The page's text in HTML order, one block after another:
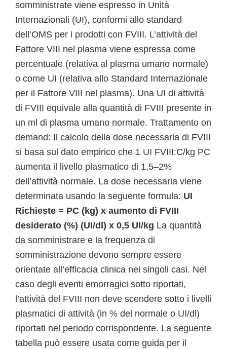
somministrate viene espresso in Unità
Internazionali (UI), conformi allo standard
dell’OMS per i prodotti con FVIII. L’attività del
Fattore VIII nel plasma viene espressa come
percentuale (relativa al plasma umano normale)
o come UI (relativa allo Standard Internazionale
per il Fattore VIII nel plasma). Una UI di attività
di FVIII equivale alla quantità di FVIII presente in
un ml di plasma umano normale. Trattamento on
demand: Il calcolo della dose necessaria di FVIII
si basa sul dato empirico che 1 UI FVIII:C/kg PC
aumenta il livello plasmatico di 1,5–2%
dell’attività normale. La dose necessaria viene
determinata usando la seguente formula: UI
Richieste = PC (kg) x aumento di FVIII
desiderato (%) (UI/dl) x 0,5 UI/kg La quantità
da somministrare e la frequenza di
somministrazione devono sempre essere
orientate all’efficacia clinica nei singoli casi. Nel
caso degli eventi emorragici sotto riportati,
l’attività del FVIII non deve scendere sotto i livelli
plasmatici di attività (in % del normale o UI/dl)
riportati nel periodo corrispondente. La seguente
tabella può essere usata come guida per il